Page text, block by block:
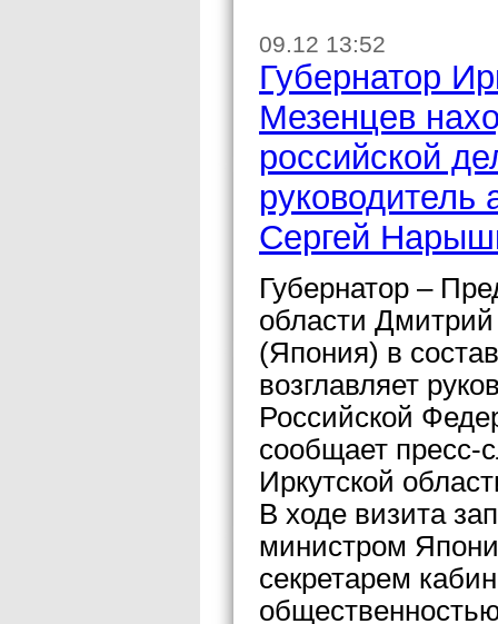
09.12 13:52
Губернатор
Мезенцев
российской
Сергей
Губернатор –
области Дмитрий
(Япония) в
возглавляет
Российской
сообщает пресс-
Иркутской
В ходе визита
министром
секретарем